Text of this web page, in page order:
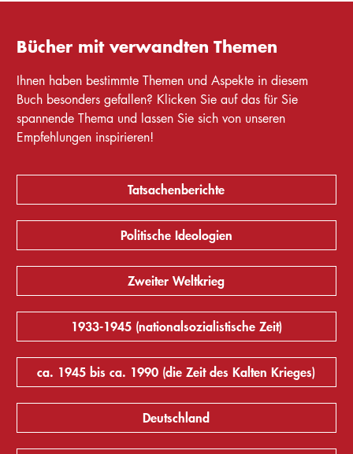
Bücher mit verwandten Themen
Ihnen haben bestimmte Themen und Aspekte in diesem
Buch besonders gefallen? Klicken Sie auf das für Sie
spannende Thema und lassen Sie sich von unseren
Empfehlungen inspirieren!
Tatsachenberichte
Politische Ideologien
Zweiter Weltkrieg
1933-1945 (nationalsozialistische Zeit)
ca. 1945 bis ca. 1990 (die Zeit des Kalten Krieges)
Deutschland